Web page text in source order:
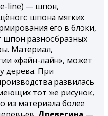
line) — шпон,
шпона мягких
его в блоки,
шпон разнообразных
Материал,
«файн-лайн», может
дерева. При
развилась
тот же рисунок,
из материала более